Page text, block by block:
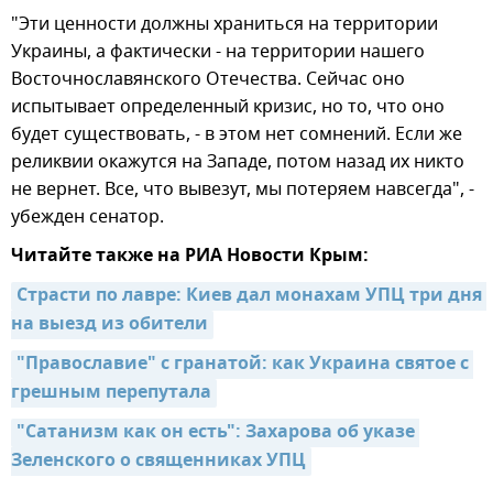
"Эти ценности должны храниться на территории
Украины, а фактически - на территории нашего
Восточнославянского Отечества. Сейчас оно
испытывает определенный кризис, но то, что оно
будет существовать, - в этом нет сомнений. Если же
реликвии окажутся на Западе, потом назад их никто
не вернет. Все, что вывезут, мы потеряем навсегда", -
убежден сенатор.
Читайте также на РИА Новости Крым:
Страсти по лавре: Киев дал монахам УПЦ три дня
на выезд из обители
"Православие" с гранатой: как Украина святое с
грешным перепутала
"Сатанизм как он есть": Захарова об указе
Зеленского о священниках УПЦ